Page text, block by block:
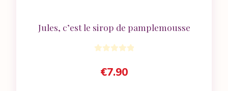
Jules, c’est le sirop de pamplemousse
€7.90